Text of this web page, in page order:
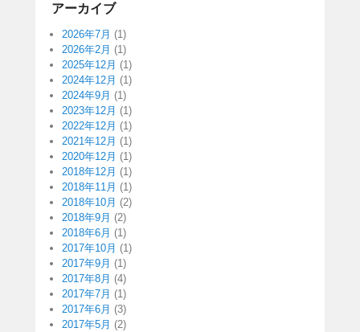
アーカイブ
2026年7月 (1)
2026年2月 (1)
2025年12月 (1)
2024年12月 (1)
2024年9月 (1)
2023年12月 (1)
2022年12月 (1)
2021年12月 (1)
2020年12月 (1)
2018年12月 (1)
2018年11月 (1)
2018年10月 (2)
2018年9月 (2)
2018年6月 (1)
2017年10月 (1)
2017年9月 (1)
2017年8月 (4)
2017年7月 (1)
2017年6月 (3)
2017年5月 (2)